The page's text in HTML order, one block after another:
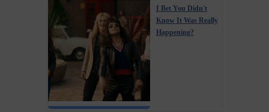
I Bet You Didn't
Know It Was Really
Happening?